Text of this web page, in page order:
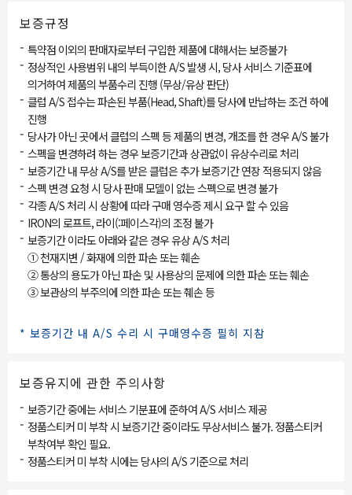
보증규정
- 특약점 이외의 판매자로부터 구입한 제품에 대해서는 보증불가
- 정상적인 사용범위 내의 부득이한 A/S 발생 시, 당사 서비스 기준표에
의거하여 제품의 부품수리 진행 (무상/유상 판단)
- 클럽 A/S 접수는 파손된 부품(Head, Shaft)를 당사에 반납하는 조건 하에
진행
- 당사가 아닌 곳에서 클럽의 스펙 등 제품의 변경, 개조를 한 경우 A/S 불가
- 스펙을 변경하려 하는 경우 보증기간과 상관없이 유상수리로 처리
- 보증기간 내 무상 A/S를 받은 클럽은 추가 보증기간 연장 적용되지 않음
- 스펙 변경 요청 시 당사 판매 모델이 없는 스펙으로 변경 불가
- 각종 A/S 처리 시 상황에 따라 구매 영수증 제시 요구 할 수 있음
- IRON의 로프트, 라이(:페이스각)의 조정 불가
- 보증기간 이라도 아래와 같은 경우 유상 A/S 처리
① 천재지변 / 화재에 의한 파손 또는 훼손
② 통상의 용도가 아닌 파손 및 사용상의 문제에 의한 파손 또는 훼손
③ 보관상의 부주의에 의한 파손 또는 췌손 등
* 보증기간 내 A/S 수리 시 구매영수증 필히 지참
보증유지에 관한 주의사항
- 보증기간 중에는 서비스 기분표에 준하여 A/S 서비스 제공
- 정품스티커 미 부착 시 보증기간 중이라도 무상서비스 불가. 정품스티커
부착여부 확인 필요.
- 정품스티커 미 부착 시에는 당사의 A/S 기준으로 처리